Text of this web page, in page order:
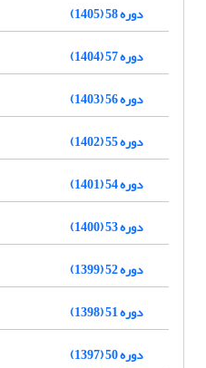
دوره 58 (1405)
دوره 57 (1404)
دوره 56 (1403)
دوره 55 (1402)
دوره 54 (1401)
دوره 53 (1400)
دوره 52 (1399)
دوره 51 (1398)
دوره 50 (1397)